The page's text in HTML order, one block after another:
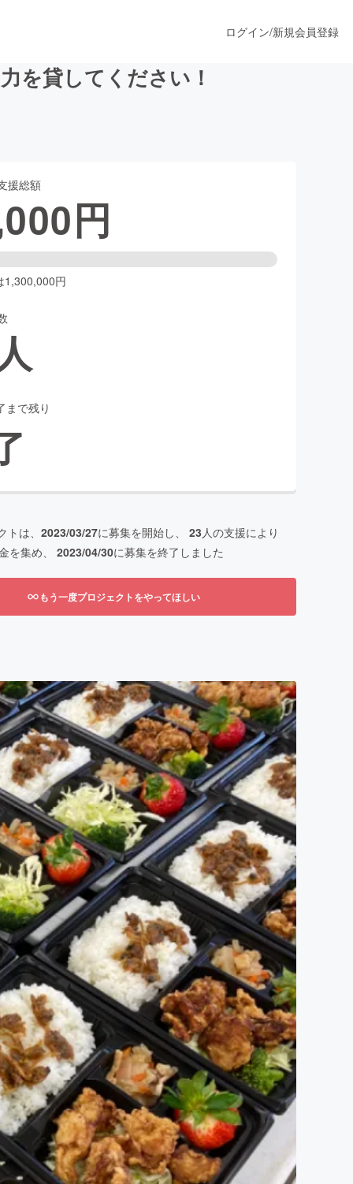
ファッション
ログイン/新規会員登録
を貸してください！
援総額
円
1,300,000円
まで残り
は、 2023/03/27に募集を開始し、 23人の支援により
を集め、 2023/04/30に募集を終了しました
もう一度プロジェクトをやってほしい